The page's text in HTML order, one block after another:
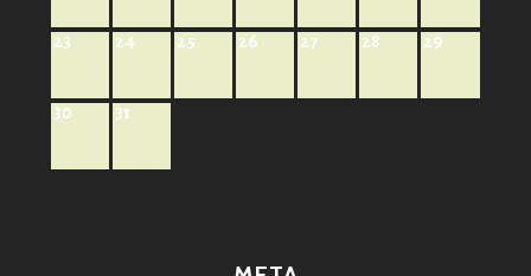
23 24 25 26 27 28 29
30 31